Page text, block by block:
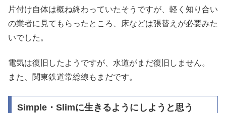
片付け自体は概ね終わっていたそうですが、軽く知り合い
の業者に見てもらったところ、床などは張替えが必要みた
いでした。
電気は復旧したようですが、水道がまだ復旧しません。
また、関東鉄道常総線もまだです。
Simple・Slimに生きるようにしようと思う